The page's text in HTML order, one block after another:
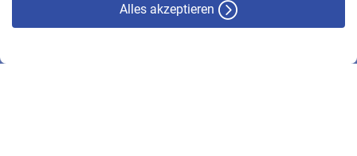
Alles akzeptieren
© VBL 2026